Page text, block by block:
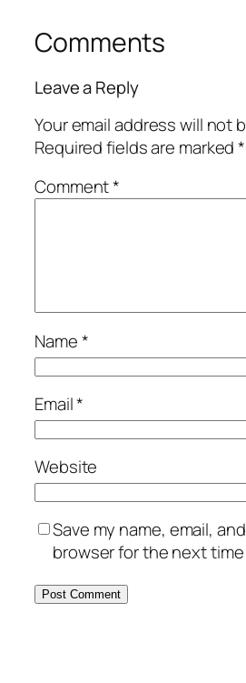
Comments
Leave a Reply
Your email address will not
Required fields are marked*
Comment*
Name*
Email*
Website
Save my name, email,
browser for the next